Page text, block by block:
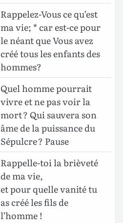
Rappelez-Vous ce qu’est
ma vie; * car est-ce pour
le néant que Vous avez
créé tous les enfants des
hommes?
Quel homme pourrait
vivre et ne pas voir la
mort ? Qui sauvera son
âme de la puissance du
Sépulcre ? Pause
Rappelle-toi la brièveté
de ma vie,
et pour quelle vanité tu
as créé les fils de
l’homme !